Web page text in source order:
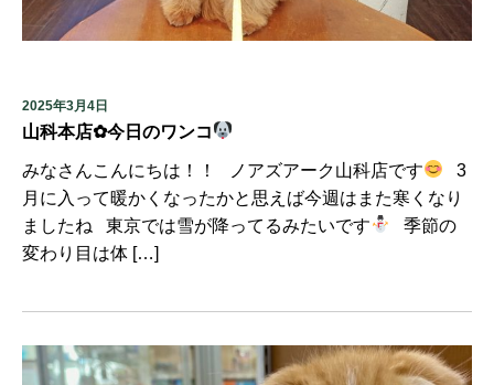
2025年3月4日
山科本店✿今日のワンコ
みなさんこんにちは！！ ノアズアーク山科店です
3
月に入って暖かくなったかと思えば今週はまた寒くなり
ましたね 東京では雪が降ってるみたいです
季節の
変わり目は体 […]